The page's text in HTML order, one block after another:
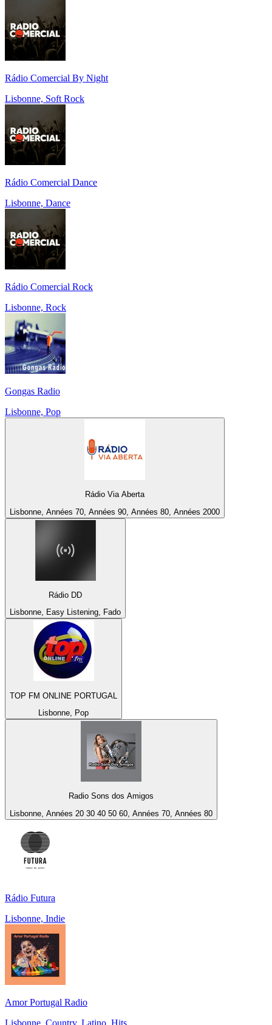
Rádio Comercial By Night
Lisbonne, Soft Rock
Rádio Comercial Dance
Lisbonne, Dance
Rádio Comercial Rock
Lisbonne, Rock
Gongas Radio
Lisbonne, Pop
Rádio Via Aberta
Lisbonne, Années 70, Années 90, Années 80, Années 2000
Rádio DD
Lisbonne, Easy Listening, Fado
TOP FM ONLINE PORTUGAL
Lisbonne, Pop
Radio Sons dos Amigos
Lisbonne, Années 20 30 40 50 60, Années 70, Années 80
Rádio Futura
Lisbonne, Indie
Amor Portugal Radio
Lisbonne, Country, Latino, Hits